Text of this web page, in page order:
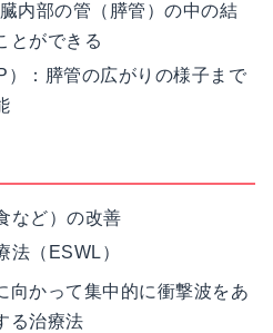
臓内部の管（膵管）の中の結
とができる
）：膵管の広がりの様子まで
など）の改善
法（ESWL）
向かって集中的に衝撃波をあ
る治療法